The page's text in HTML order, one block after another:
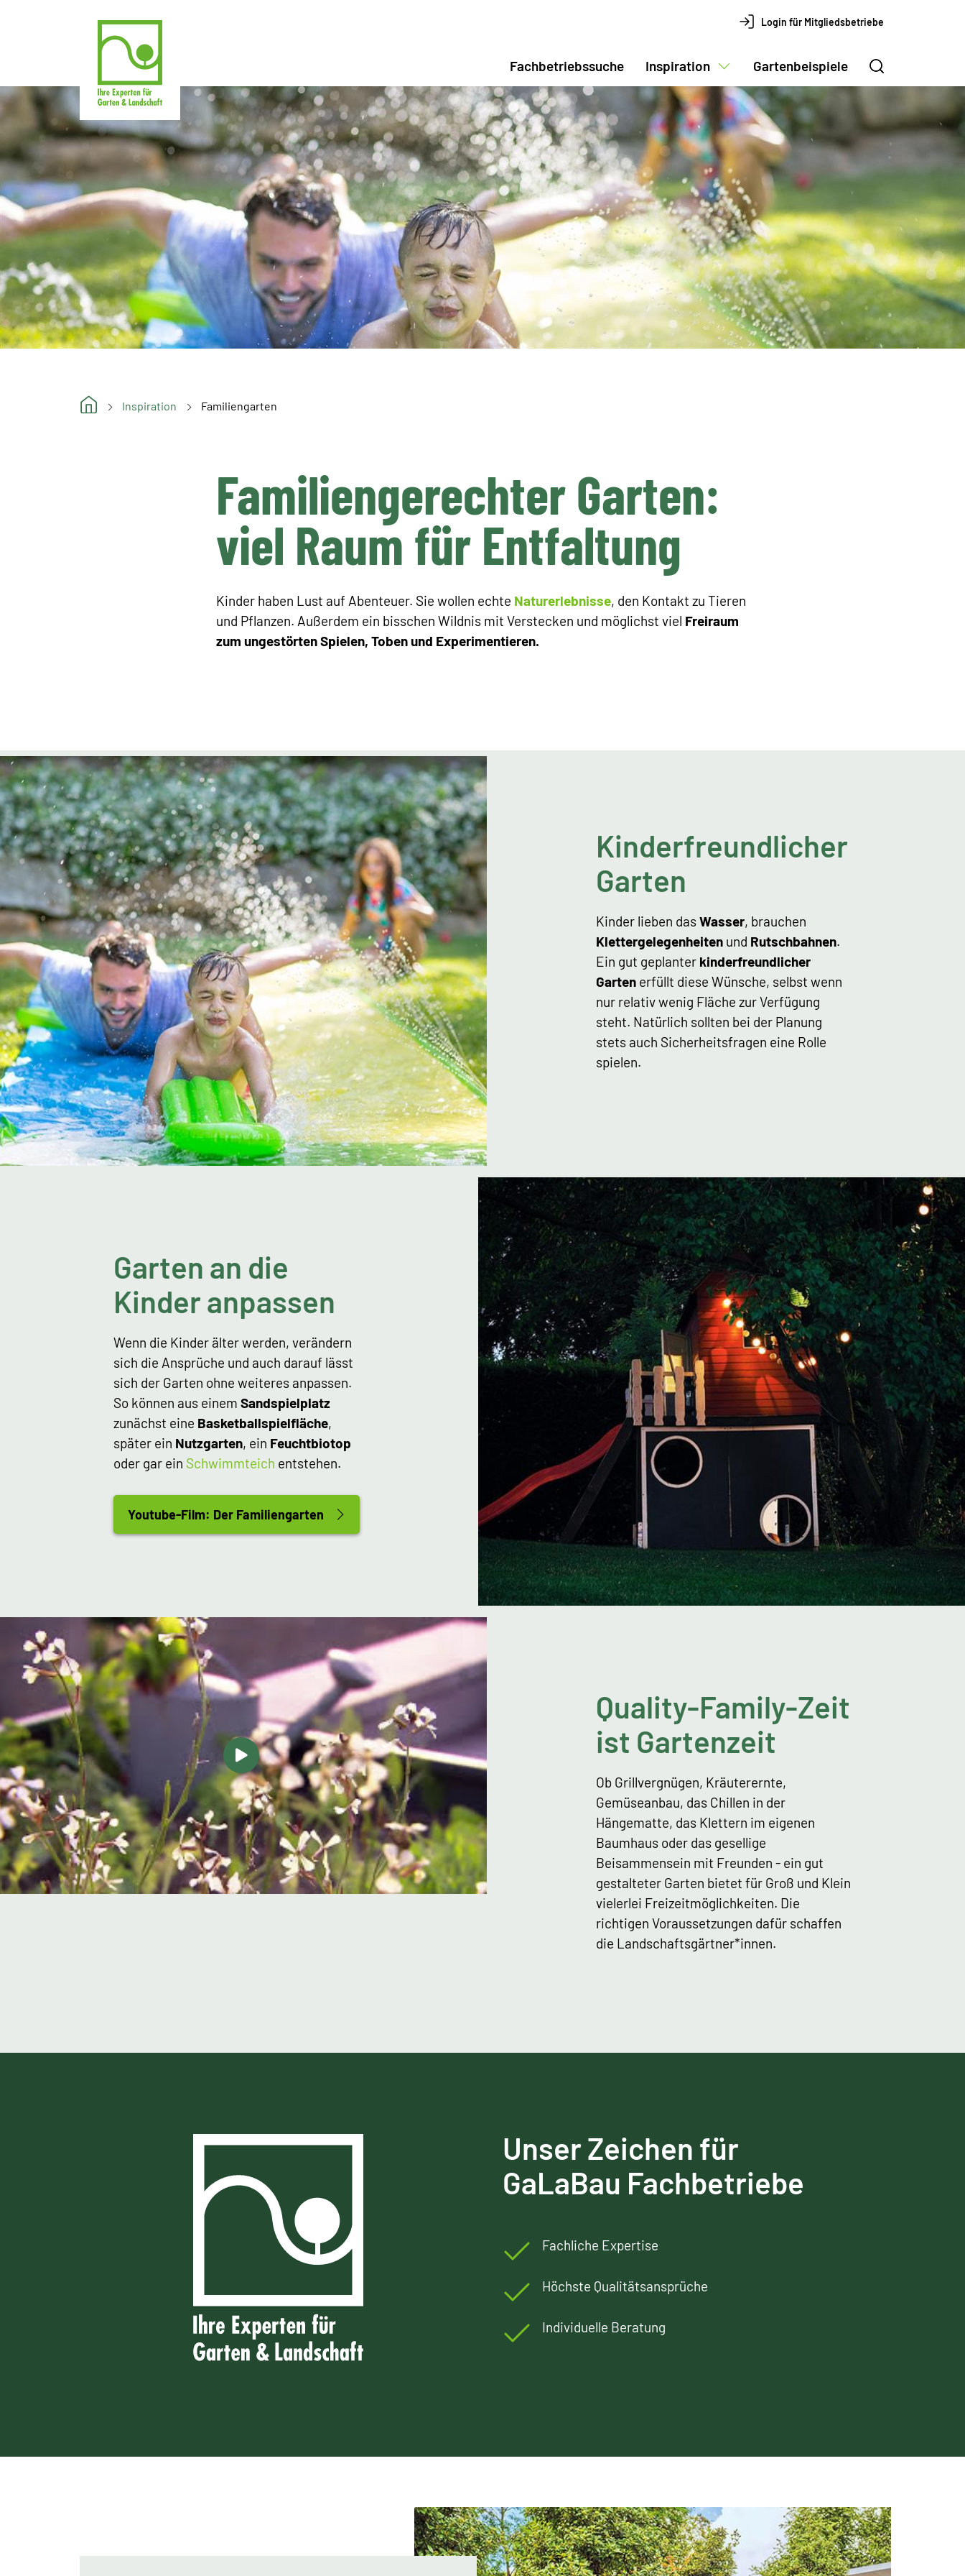
Login für Mitgliedsbetriebe
Fachbetriebssuche Inspiration Gartenbeispiele
Inspiration Familiengarten
Familien­gerechter Garten:
viel Raum für Entfaltung
Kinder haben Lust auf Abenteuer. Sie wollen echte Naturerlebnisse, den Kontakt zu Tieren
und Pflanzen. Außerdem ein bisschen Wildnis mit Verstecken und möglichst viel Freiraum
zum ungestörten Spielen, Toben und Experimentieren.
Kinderfreundlicher
Garten
Kinder lieben dasWasser, brauchen
Klettergelegenheiten und Rutschbahnen.
Ein gut geplanter kinderfreundlicher
Garten erfüllt diese Wünsche, selbst wenn
nur relativ wenig Fläche zur Verfügung
steht. Natürlich sollten bei der Planung
stets auch Sicherheitsfragen eine Rolle
spielen.
Garten an die
Kinder anpassen
Wenn die Kinder älter werden, verändern
sich die Ansprüche und auch darauf lässt
sich der Garten ohne weiteres anpassen.
So können aus einem Sandspielplatz
zunächst eine Basketballspielfläche,
später ein Nutzgarten, ein Feuchtbiotop
oder gar ein Schwimmteich entstehen.
Youtube-Film: Der Familiengarten
Quality-Family-Zeit
ist Gartenzeit
Ob Grillvergnügen, Kräuterernte,
Gemüseanbau, das Chillen in der
Hängematte, das Klettern im eigenen
Baumhaus oder das gesellige
Beisammensein mit Freunden - ein gut
gestalteter Garten bietet für Groß und Klein
vielerlei Freizeitmöglichkeiten. Die
richtigen Voraussetzungen dafür schaffen
die Landschaftsgärtner*innen.
Unser Zeichen für
GaLaBau Fachbetriebe
Fachliche Expertise
Höchste Qualitätsansprüche
Individuelle Beratung